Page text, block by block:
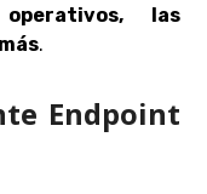
las
.
Endpoint